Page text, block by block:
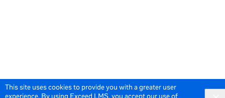
This site uses cookies to provide you with a greater user